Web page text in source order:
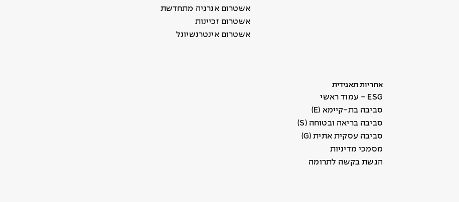
אשטרום אנרגיה מתחדשת
אשטרום זכיינות
אשטרום אינטרנשיונל
אחריות תאגידית
ESG - עמוד ראשי
סביבה בת-קיימא (E)
סביבה בריאה ובטוחה (S)
סביבה עסקית אתית (G)
מסמכי מדיניות
הגשת בקשה לתרומה